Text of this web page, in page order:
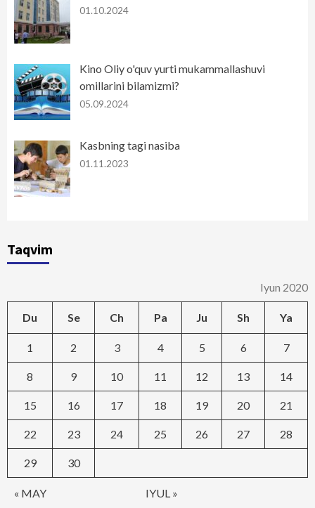
01.10.2024
Kino Oliy o'quv yurti mukammallashuvi
omillarini bilamizmi?
05.09.2024
Kasbning tagi nasiba
01.11.2023
Taqvim
Iyun 2020
Du Se Ch Pa Ju Sh Ya
« MAY IYUL »
1 2 3 4 5 6 7
8 9 10 11 12 13 14
15 16 17 18 19 20 21
22 23 24 25 26 27 28
29 30